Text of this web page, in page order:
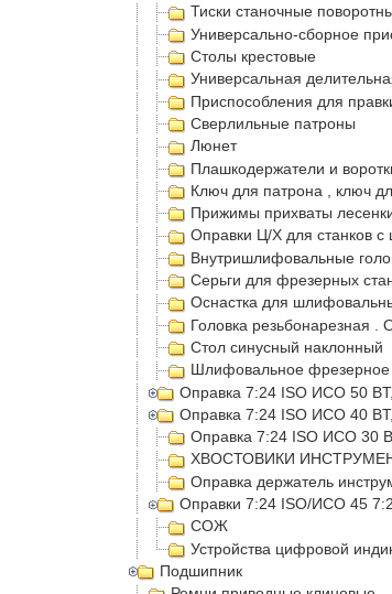
Тиски станочные
Универсально-сборное
Столы крестовые
Универсальная
Приспособления для
Сверлильные патроны
Люнет
Плашкодержатели и
Ключ для патрона , ключ
Прижимы прихваты
Оправки Ц/Х для станков с
Внутришлифовальные
Серьги для фрезерных
Оснастка для
Головка резьбонарезная .
Стол синусный наклонный
Шлифовальное фрезерное
Оправка 7:24 ISO ИСО 50
Оправка 7:24 ISO ИСО 40
Оправка 7:24 ISO ИСО 30
ХВОСТОВИКИ
Оправка держатель
Оправки 7:24 ISO/ИСО 45
СОЖ
Устройства цифровой
Подшипник